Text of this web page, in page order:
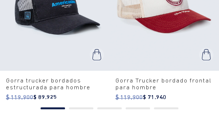
Gorra trucker bordados
estructurada para hombre
$ 119.900$ 89.925
Gorra Trucker bordado frontal
para hombre
$ 119.900$ 71.940